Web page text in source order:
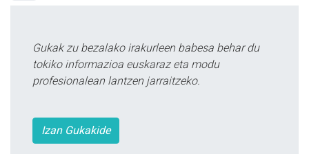
Gukak zu bezalako irakurleen babesa behar du
tokiko informazioa euskaraz eta modu
profesionalean lantzen jarraitzeko.
Izan Gukakide